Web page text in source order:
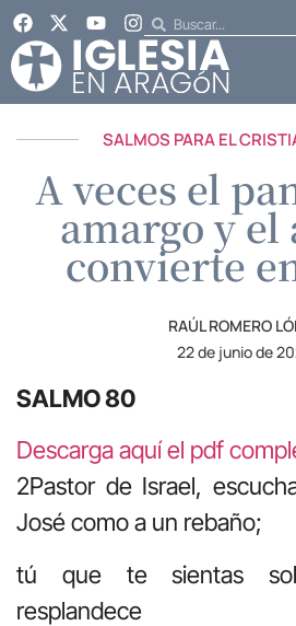
SALMOS PARA EL
A veces el
amargo y el
convierte
RAÚL ROMERO
22 de junio de
SALMO 80
Descarga aquí el pdf
2Pastor de Israel,
José como a un rebaño;
tú que te sientas
resplandece